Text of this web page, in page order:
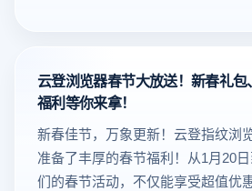
动用户消费或者充值实付即享优惠
付 满100，送40元券充值订单实付
&gt;静态家庭住宅满60-25&gt;充值
外动态600-200优惠券1张套餐（环
惠券1张套餐（环境+成员）满120-
值满100送10满赠券一张云币充值
购买30天套餐使用期赠送5天。购
送15天。购买180天套使用期餐送30
云登浏览器春节大放送！新春礼
福利等你来拿！
新春佳节，万象更新！云登指纹浏
准备了丰厚的春节福利！从1月20
们的春节活动，不仅能享受超值优